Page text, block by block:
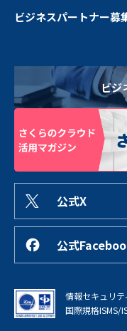
ビジネスパートナー募
ビジ
公式X
公式
情報セキュリ
国際規格ISMS/